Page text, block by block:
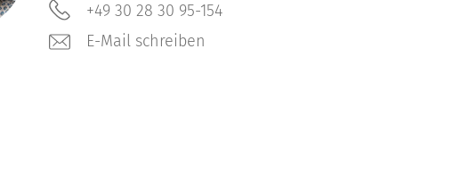
+49 30 28 30 95-154
E-Mail schreiben